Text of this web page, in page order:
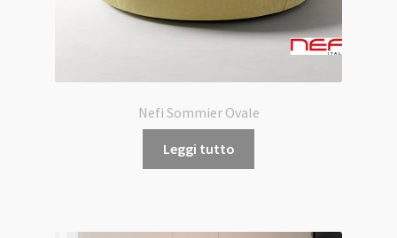
Nefi Sommier Ovale
Leggi tutto